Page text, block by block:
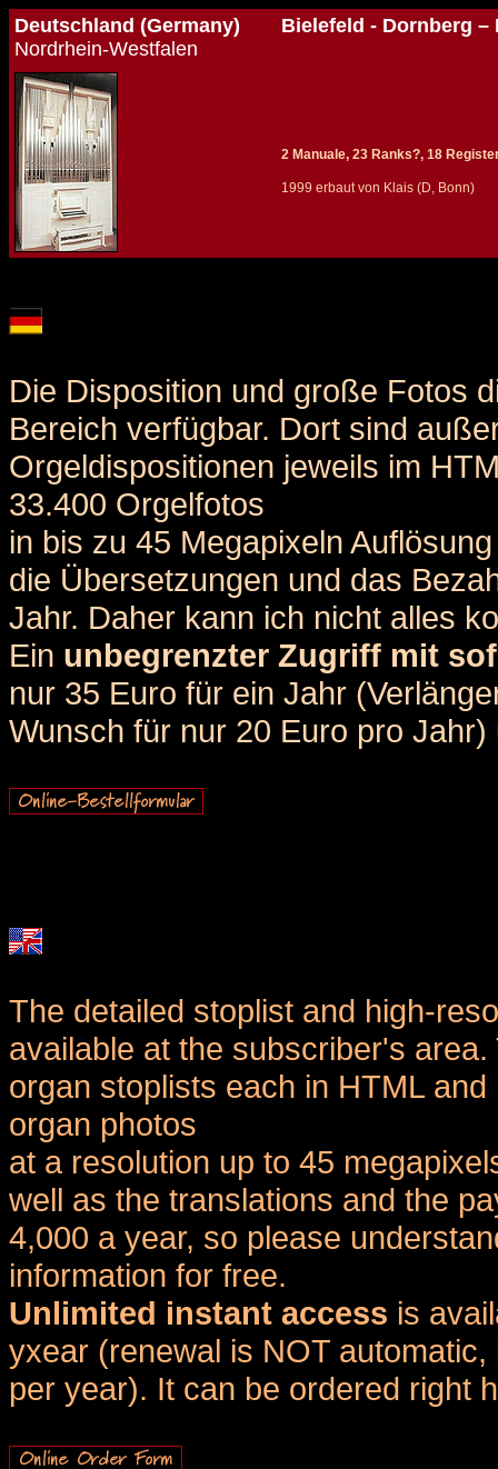
Deutschland (Germany)
Nordrhein-Westfalen
Bielefeld - Dornberg
2 Manuale, 23 Ranks?, 18
1999 erbaut von Klais (D, Bonn)
Die Disposition und große Fotos
Bereich verfügbar. Dort sind
Orgeldispositionen jeweils im
33.400 Orgelfotos
in bis zu 45 Megapixeln
die Übersetzungen und das
Jahr. Daher kann ich nicht alles
Ein unbegrenzter Zugriff mit
nur 35 Euro für ein Jahr
Wunsch für nur 20 Euro pro
The detailed stoplist and high-
available at the subscriber's
organ stoplists each in HTML
organ photos
at a resolution up to 45
well as the translations and the
4,000 a year, so please
information for free.
Unlimited instant access is
yxear (renewal is NOT
per year). It can be ordered right